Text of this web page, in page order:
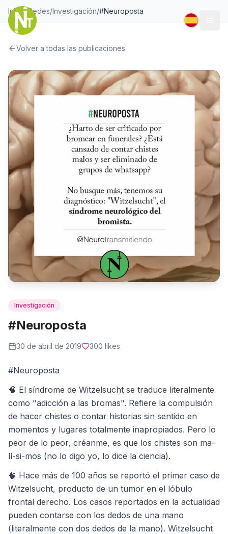
Inicio/Redes/Investigación/#Neuroposta
Volver a todas las publicaciones
Investigación
#Neuroposta
30 de abril de 2019 300 likes
#Neuroposta
🧠 El síndrome de Witzelsucht se traduce literalmente
como "adicción a las bromas". Refiere la compulsión
de hacer chistes o contar historias sin sentido en
momentos y lugares totalmente inapropiados. Pero lo
peor de lo peor, créanme, es que los chistes son ma-
lí-si-mos (no lo digo yo, lo dice la ciencia).
🧠 Hace más de 100 años se reportó el primer caso de
Witzelsucht, producto de un tumor en el lóbulo
frontal derecho. Los casos reportados en la actualidad
pueden contarse con los dedos de una mano
(literalmente con dos dedos de la mano). Witzelsucht